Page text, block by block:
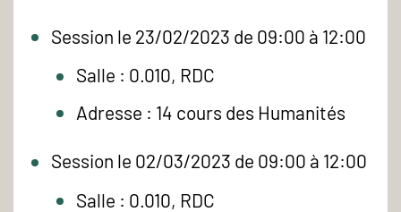
Session le 23/02/2023 de 09:00 à 12:00
Salle : 0.010, RDC
Adresse : 14 cours des Humanités
Session le 02/03/2023 de 09:00 à 12:00
Salle : 0.010, RDC